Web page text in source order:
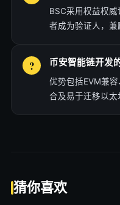
BSC采用权益权
者成为验证人，兼
币安智能链开发
优势包括EVM兼
合及易于迁移以太
猜你喜欢